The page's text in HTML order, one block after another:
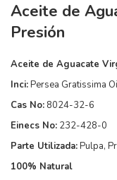
Aceite de
Presión
Aceite de Aguacate
Inci:Persea Gratissima
Cas No: 8024-32-6
Einecs No: 232-428-0
Parte Utilizada:Pulpa,
100% Natural